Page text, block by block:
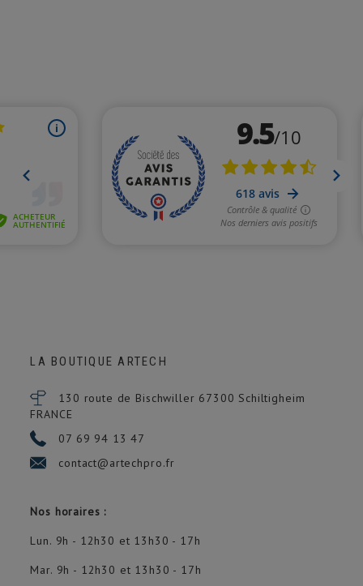
LA BOUTIQUE ARTECH
130 route de Bischwiller 67300 Schiltigheim
FRANCE
07 69 94 13 47
contact@artechpro.fr
Nos horaires :
Lun. 9h - 12h30 et 13h30 - 17h
Mar. 9h - 12h30 et 13h30 - 17h